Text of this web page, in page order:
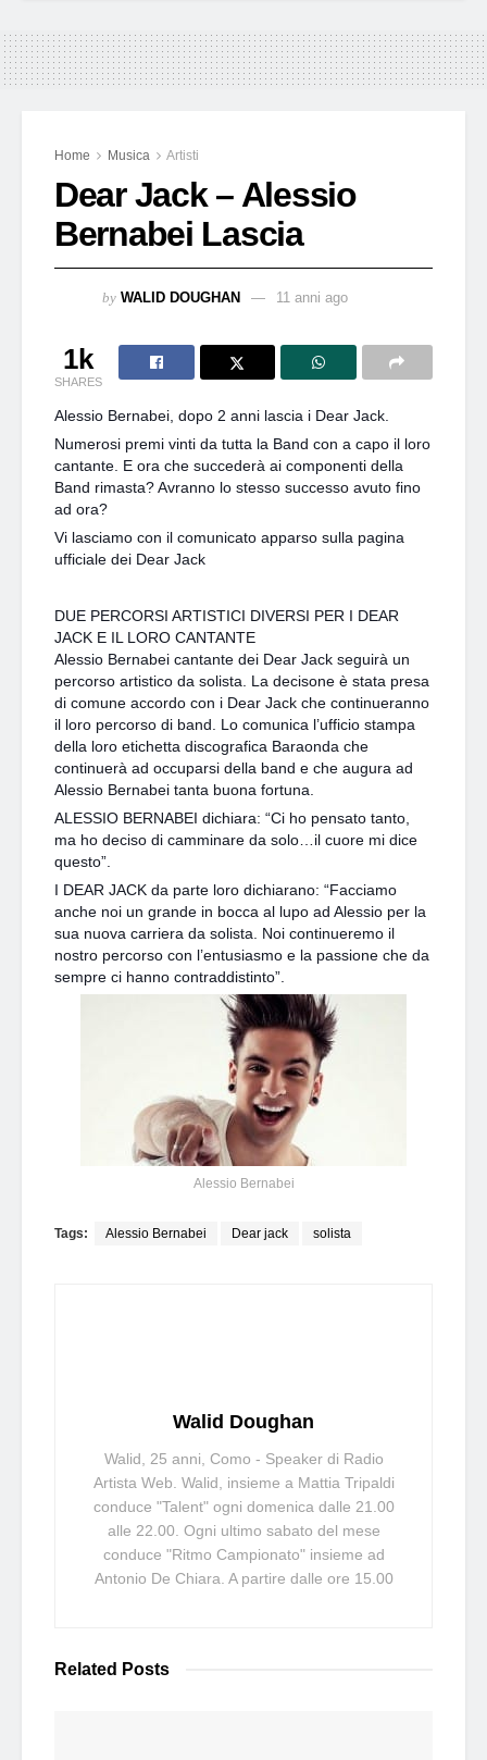
Home Musica Artisti
Dear Jack – Alessio
Bernabei Lascia
by WALID DOUGHAN 11 anni ago
1k
SHARES
Alessio Bernabei, dopo 2 anni lascia i Dear Jack.
Numerosi premi vinti da tutta la Band con a capo il loro
cantante. E ora che succederà ai componenti della
Band rimasta? Avranno lo stesso successo avuto fino
ad ora?
Vi lasciamo con il comunicato apparso sulla pagina
ufficiale dei Dear Jack
DUE PERCORSI ARTISTICI DIVERSI PER I DEAR
JACK E IL LORO CANTANTE
Alessio Bernabei cantante dei Dear Jack seguirà un
percorso artistico da solista. La decisone è stata presa
di comune accordo con i Dear Jack che continueranno
il loro percorso di band. Lo comunica l’ufficio stampa
della loro etichetta discografica Baraonda che
continuerà ad occuparsi della band e che augura ad
Alessio Bernabei tanta buona fortuna.
ALESSIO BERNABEI dichiara: “Ci ho pensato tanto,
ma ho deciso di camminare da solo…il cuore mi dice
questo”.
I DEAR JACK da parte loro dichiarano: “Facciamo
anche noi un grande in bocca al lupo ad Alessio per la
sua nuova carriera da solista. Noi continueremo il
nostro percorso con l’entusiasmo e la passione che da
sempre ci hanno contraddistinto”.
Alessio Bernabei
Tags: Alessio Bernabei Dear jack solista
Walid Doughan
Walid, 25 anni, Como - Speaker di Radio
Artista Web. Walid, insieme a Mattia Tripaldi
conduce "Talent" ogni domenica dalle 21.00
alle 22.00. Ogni ultimo sabato del mese
conduce "Ritmo Campionato" insieme ad
Antonio De Chiara. A partire dalle ore 15.00
Related Posts